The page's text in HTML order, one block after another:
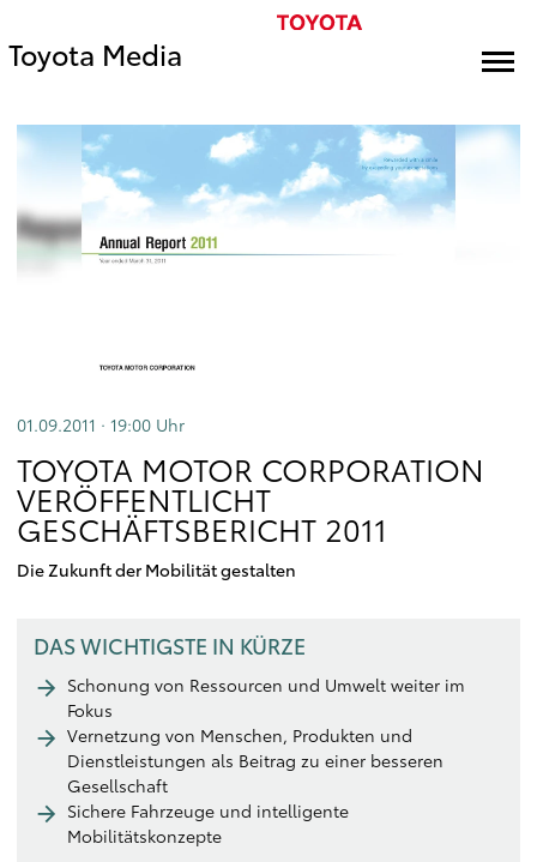
Toyota Media
01.09.2011 · 19:00 Uhr
TOYOTA MOTOR CORPORATION
VERÖFFENTLICHT
GESCHÄFTSBERICHT 2011
Die Zukunft der Mobilität gestalten
DAS WICHTIGSTE IN KÜRZE
Schonung von Ressourcen und Umwelt weiter im
Fokus
Vernetzung von Menschen, Produkten und
Dienstleistungen als Beitrag zu einer besseren
Gesellschaft
Sichere Fahrzeuge und intelligente
Mobilitätskonzepte